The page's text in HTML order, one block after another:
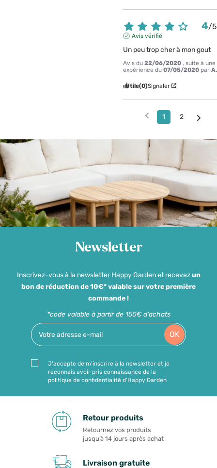
4/5
Avis vérifié
Un peu trop cher à mon gout
Avis du22/06/2020 , suite à une
expérience du07/05/2020 par
Utile(0)Signaler
1 2
Newsletter
Inscrivez-vous à la newsletter Happy Garden et recevezun
bon de réduction de 10€* valable sur votre première
commande !
*code valable à partir de 150€ d'achats
OK
J'accepte de m'inscrire à la newsletter et je
reconnais avoir pris connaissance de la
politique de confidentialité d'Happy Garden
Retour produits
Retournez vos produits
jusqu’à 14 jours après achat
Livraison gratuite